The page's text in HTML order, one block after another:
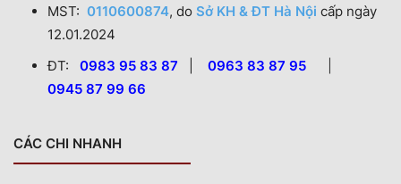
MST:0110600874, doSở KH & ĐT Hà Nội cấp ngày
12.01.2024
ĐT:0983 95 83 87 |0963 83 87 95
0945 87 99 66
CÁC CHI NHANH